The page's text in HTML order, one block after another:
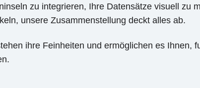
zu integrieren, Ihre Datensätze visuell zu
unsere Zusammenstellung deckt alles ab.
ihre Feinheiten und ermöglichen es Ihnen,